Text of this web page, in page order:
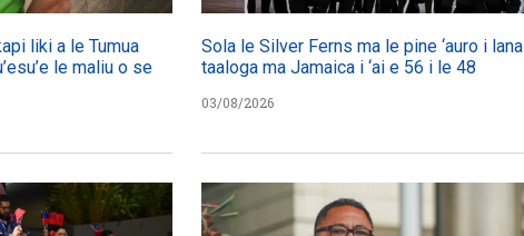
liki a le Tumua
le maliu o se
Sola le Silver Ferns ma le pine ‘auro i lana
taaloga ma Jamaica i ‘ai e 56 i le 48
03/08/2026